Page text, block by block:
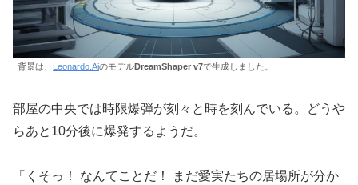
背景は、 Leonardo.AiのモデルDreamShaper v7で生成しました。
部屋の中央では時限爆弾が刻々と時を刻んでいる。どうや
らあと10分後に爆発するようだ。
「くそっ！ なんてことだ！ まだ愛実たちの居場所が分か